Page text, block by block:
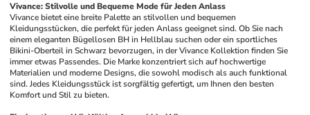
Vivance: Stilvolle und Bequeme Mode für Jeden Anlass
Vivance bietet eine breite Palette an stilvollen und bequemen
Kleidungsstücken, die perfekt für jeden Anlass geeignet sind. Ob Sie nach
einem eleganten Bügellosen BH in Hellblau suchen oder ein sportliches
Bikini-Oberteil in Schwarz bevorzugen, in der Vivance Kollektion finden Sie
immer etwas Passendes. Die Marke konzentriert sich auf hochwertige
Materialien und moderne Designs, die sowohl modisch als auch funktional
sind. Jedes Kleidungsstück ist sorgfältig gefertigt, um Ihnen den besten
Komfort und Stil zu bieten.